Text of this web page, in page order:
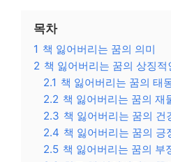
목차
1 책 잃어버리는 꿈의 의미
2 책 잃어버리는 꿈의 상징적
2.1 책 잃어버리는 꿈의 태
2.2 책 잃어버리는 꿈의 재
2.3 책 잃어버리는 꿈의 건
2.4 책 잃어버리는 꿈의 긍
2.5 책 잃어버리는 꿈의 부